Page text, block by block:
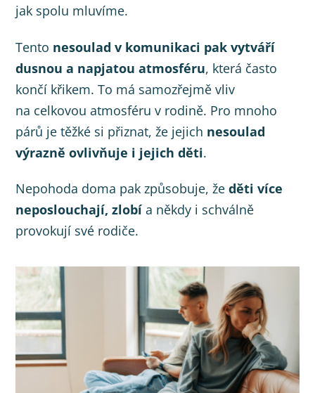
jak spolu mluvíme.
Tento nesoulad v komunikaci pak vytváří
dusnou a napjatou atmosféru, která často
končí křikem. To má samozřejmě vliv
na celkovou atmosféru v rodině. Pro mnoho
párů je těžké si přiznat, že jejich nesoulad
výrazně ovlivňuje i jejich děti.
Nepohoda doma pak způsobuje, žeděti více
neposlouchají, zlobí a někdy i schválně
provokují své rodiče.